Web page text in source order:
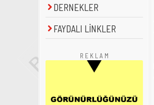
DERNEKLER
FAYDALI LİNKLER
R E K L A M